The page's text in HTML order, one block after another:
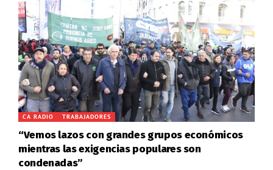
CA RADIO TRABAJADORES
“Vemos lazos con grandes grupos económicos
mientras las exigencias populares son
condenadas”